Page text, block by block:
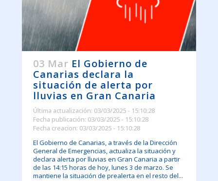
03 Mar El Gobierno de
Canarias declara la
situación de alerta por
lluvias en Gran Canaria
Última actualización: 03/03/2025 - 15:10:28
Fecha publicación: 03/03/2025 - 15:10:28
Fecha creacion: 03/03/2025 - 15:10:28
El Gobierno de Canarias, a través de la Dirección
General de Emergencias, actualiza la situación y
declara alerta por lluvias en Gran Canaria a partir
de las 14:15 horas de hoy, lunes 3 de marzo. Se
mantiene la situación de prealerta en el resto del...